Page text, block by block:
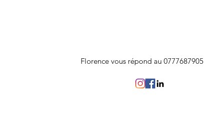
Florence vous répond au 0777687905